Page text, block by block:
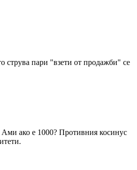
струва пари "взети от продажби" се
Ами ако е 1000? Противния косинус